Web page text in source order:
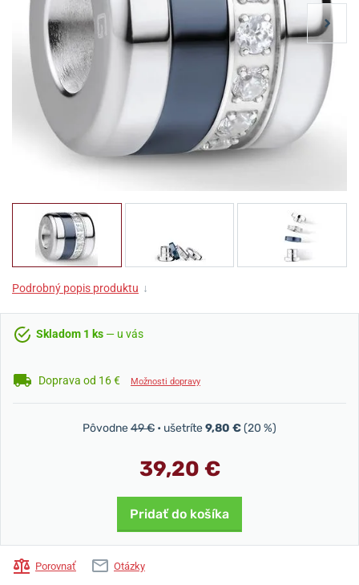
Podrobný popis produktu ↓
Skladom 1 ks — u vás
Doprava od 16 € Možnosti dopravy
Pôvodne49 € • ušetríte9,80 €(20 %)
39,20 €
Pridať do košíka
Porovnať Otázky